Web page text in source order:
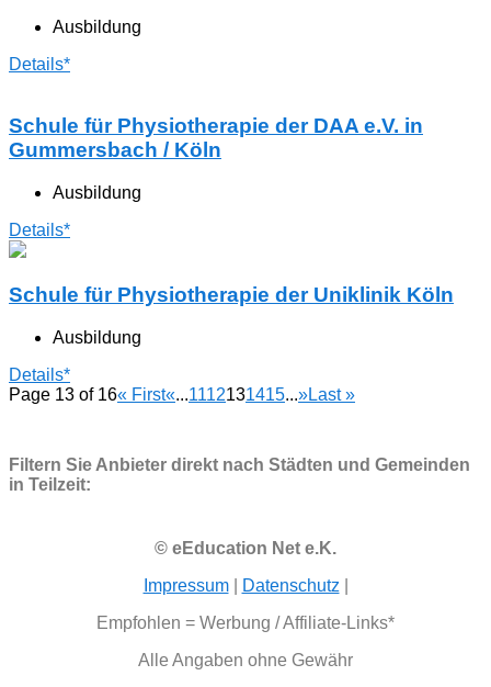
Ausbildung
Details*
Schule für Physiotherapie der DAA e.V. in
Gummersbach / Köln
Ausbildung
Details*
Schule für Physiotherapie der Uniklinik Köln
Ausbildung
Details*
Page 13 of 16« First«...1112131415...»Last »
Filtern Sie Anbieter direkt nach Städten und Gemeinden
in Teilzeit:
© eEducation Net e.K.
Impressum| Datenschutz
Empfohlen = Werbung / Affiliate-Links*
Alle Angaben ohne Gewähr